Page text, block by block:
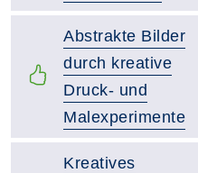
Abstrakte Bilder
durch kreative
Druck- und
Malexperimente
Kreatives